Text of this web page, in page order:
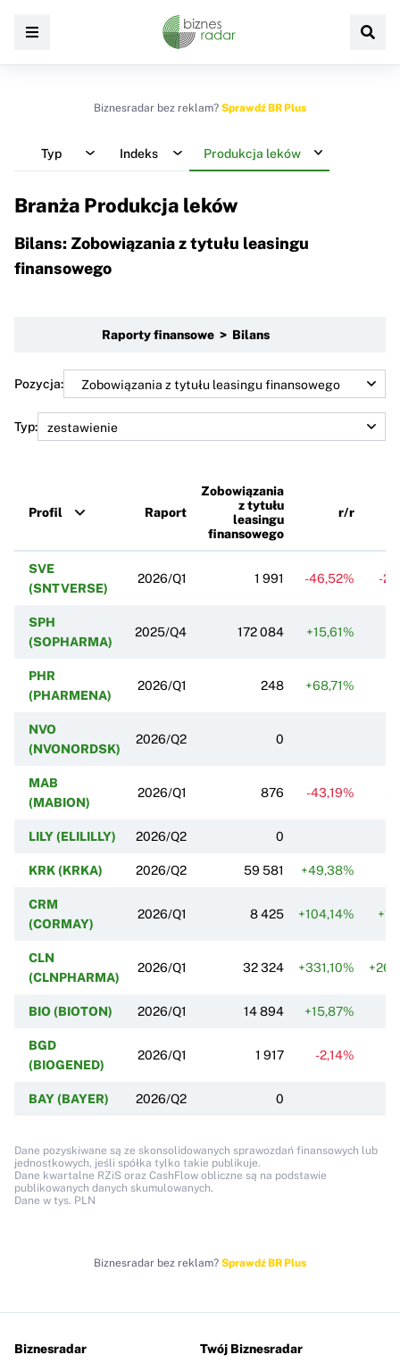
Biznesradar bez reklam? Sprawdź BR Plus
Typ Indeks Produkcja leków
Branża Produkcja leków
Bilans: Zobowiązania z tytułu leasingu
finansowego
Raporty finansowe > Bilans
Pozycja:
Typ:
Profil Raport
Zobowiązania
z tytułu
leasingu
finansowego
r/r
SVE
(SNTVERSE)
2026/Q1 1 991 -46,52% -
SPH
(SOPHARMA)
2025/Q4 172 084 +15,61%
PHR
(PHARMENA)
2026/Q1 248 +68,71%
NVO
(NVONORDSK)
2026/Q2 0
MAB
(MABION)
2026/Q1 876 -43,19% -
LILY (ELILILLY) 2026/Q2 0
KRK (KRKA) 2026/Q2 59 581 +49,38%
CRM
(CORMAY)
2026/Q1 8 425 +104,14%
CLN
(CLNPHARMA)
2026/Q1 32 324 +331,10%
BIO (BIOTON) 2026/Q1 14 894 +15,87%
BGD
(BIOGENED)
2026/Q1 1 917 -2,14%
BAY (BAYER) 2026/Q2 0
Dane pozyskiwane są ze skonsolidowanych sprawozdań finansowych lub
jednostkowych, jeśli spółka tylko takie publikuje.
Dane kwartalne RZiS oraz CashFlow obliczne są na podstawie
publikowanych danych skumulowanych.
Dane w tys. PLN
Biznesradar bez reklam? Sprawdź BR Plus
Biznesradar Twój Biznesradar